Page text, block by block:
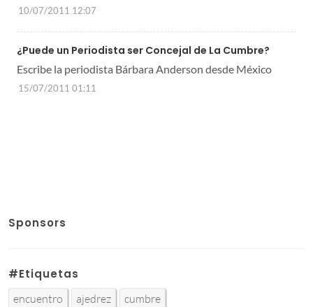
10/07/2011 12:07
¿Puede un Periodista ser Concejal de La Cumbre?
Escribe la periodista Bárbara Anderson desde México
15/07/2011 01:11
Sponsors
#Etiquetas
encuentro ajedrez cumbre